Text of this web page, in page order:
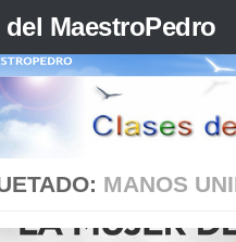
contenido
del MaestroPedro
MANOS